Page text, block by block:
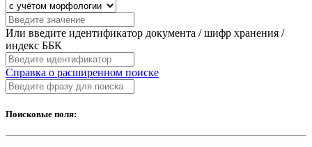
Или введите идентификатор документа / шифр хранения /
индекс ББК
Справка о расширенном поиске
Поисковые поля: